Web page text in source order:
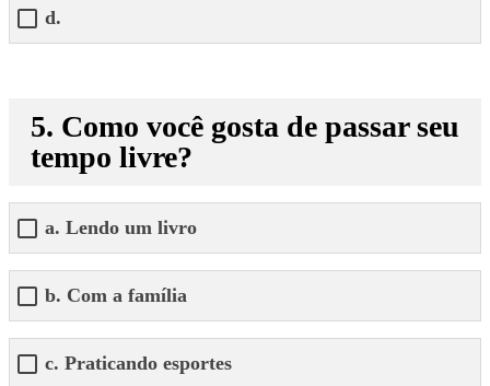
d.
5. Como você gosta de passar seu
tempo livre?
a. Lendo um livro
b. Com a família
c. Praticando esportes